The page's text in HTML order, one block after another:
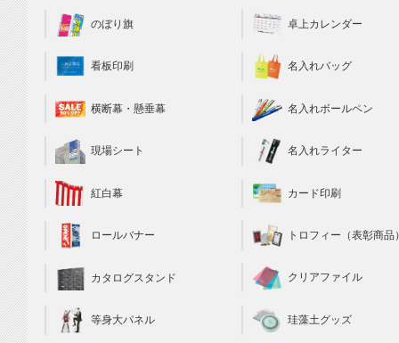
のぼり旗
看板印刷
横断幕・懸垂幕
現場シート
紅白幕
ロールバナー
カタログスタンド
等身大パネル
卓上カレンダー
名入れバッグ
名入れボールペン
名入れライター
カード印刷
トロフィー（表彰商品
クリアファイル
珪藻土グッズ